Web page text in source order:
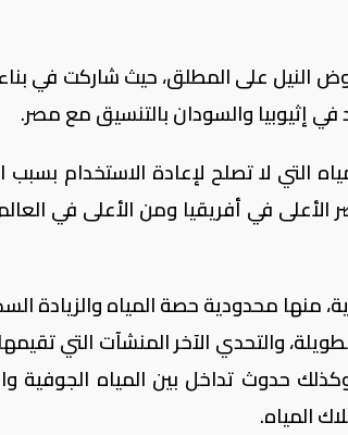
النيل على المطلق، حيث شاركت في
إثيوبيا والسودان بالتنسيق مع مصر.
التي لا تصلح لإعادة الاستخدام بسبب
الأعلى في أفريقيا ومن الأعلى في
منها محدودية حصة المياه والزيادة
والتحدي الآخر المنشآت التي
حدوث تداخل بين المياه الجوفية
المياه.